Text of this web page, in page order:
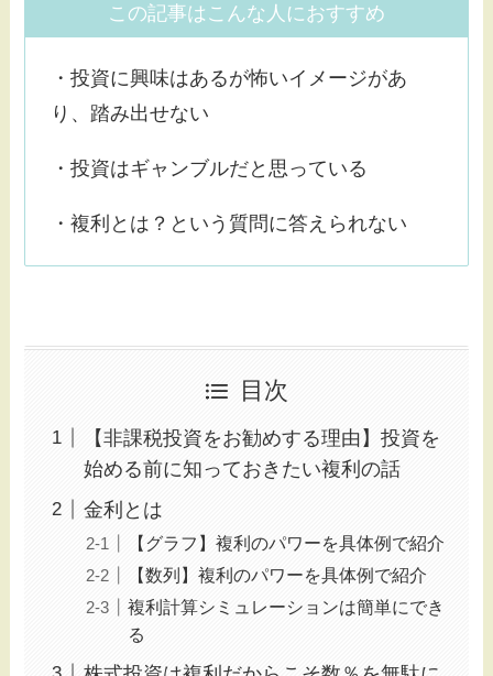
この記事はこんな人におすすめ
・投資に興味はあるが怖いイメージがあ
り、踏み出せない
・投資はギャンブルだと思っている
・複利とは？という質問に答えられない
目次
【非課税投資をお勧めする理由】投資を
始める前に知っておきたい複利の話
金利とは
【グラフ】複利のパワーを具体例で紹介
【数列】複利のパワーを具体例で紹介
複利計算シミュレーションは簡単にでき
る